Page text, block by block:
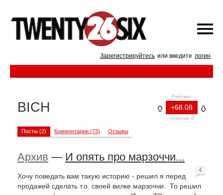
Зарегистрируйтесь или введите логин
Рейтинг
+68.08
голосов: 6
BICH
Посты (2) Комментарии (73) Отзывы
Архив — И опять про марзоччи...
Хочу поведать вам такую историю - решил я перед
продажей сделать т.о. своей вилке марзоччи. То решил
4